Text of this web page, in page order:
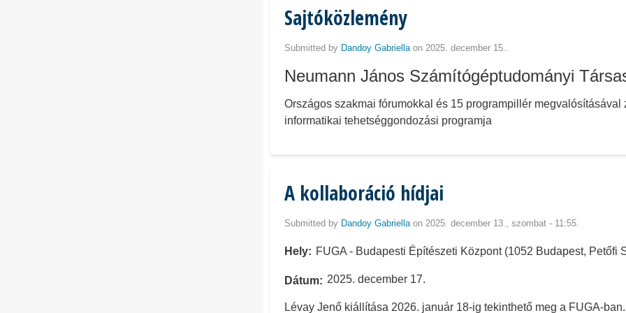
Sajtóközlemény
Submitted by Dandoy Gabriellaon 2025. december 15..
Neumann János Számítógéptudományi
Országos szakmai fórumokkal és 15 programpillér
informatikai tehetséggondozási programja
A kollaboráció hídjai
Submitted by Dandoy Gabriellaon 2025. december 13., szombat - 11:55.
Hely FUGA - Budapesti Építészeti Központ (1052 Budapest, Petőfi
Dátum 2025. december 17.
Lévay Jenő kiállítása 2026. január 18-ig tekinthető meg a FUGA-ban.